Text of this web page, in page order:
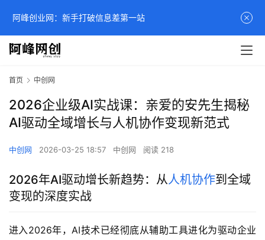
首页 中创网
2026企业级AI实战课：亲爱的安先生揭秘
AI驱动全域增长与人机协作变现新范式
中创网 2026-03-25 18:57 中创网 阅读 218
2026年AI驱动增长新趋势：从人机协作到全域
变现的深度实战
进入2026年，AI技术已经彻底从辅助工具进化为驱动企业
阿峰创业网：新手打破信息差第一站